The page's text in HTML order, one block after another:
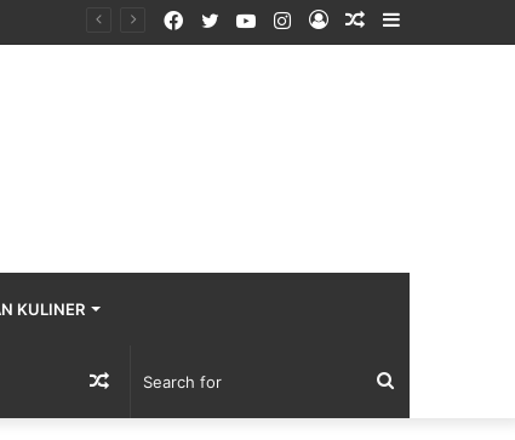
Sidebar
Random
Log
Instagram
YouTube
Twitter
Facebook
KULINER
Search
Random